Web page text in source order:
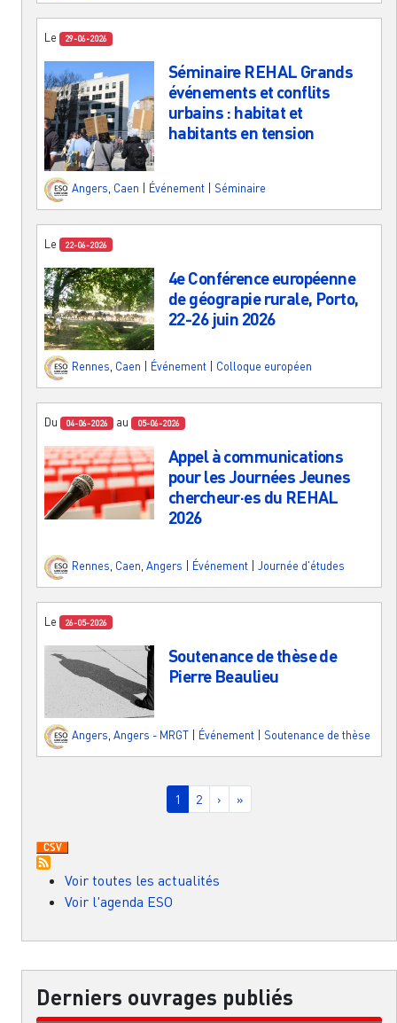
Le 29-06-2026
Séminaire REHAL Grands
événements et conflits
urbains : habitat et
habitants en tension
Angers Caen Événement Séminaire
Le 22-06-2026
4e Conférence européenne
de géograpie rurale, Porto,
22-26 juin 2026
Rennes, Caen Événement Colloque européen
Du 04-06-2026 au 05-06-2026
Appel à communications
pour les Journées Jeunes
chercheur·es du REHAL
2026
Rennes Caen Angers Événement Journée d'études
Le 26-05-2026
Soutenance de thèse de
Pierre Beaulieu
Angers Angers - MRGT Événement Soutenance de thèse
Page courante
1 Page
2 Page suivante
› Dernière page
»
Voir toutes les actualités
Voir l'agenda ESO
Derniers ouvrages publiés